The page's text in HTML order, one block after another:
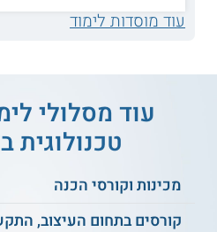
מערכות אנרגיה:
ירוקה ובמעבר
אנרגיית גז או אנרגיה
נושאי הלימוד
עוד מוסדות לימוד
עוד מסלולי
מכינות וקורסי הכנה
קורסים בתחום העיצוב,